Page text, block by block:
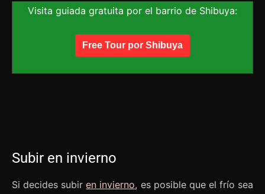
Visita guiada gratuita por el barrio de Shibuya:
Free Tour por Shibuya
Subir en invierno
Si decides subiren invierno, es posible que el frío sea